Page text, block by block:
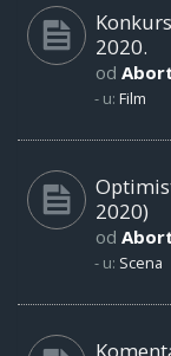
2020.
od
- u: Film
2020)
od
- u: Scena